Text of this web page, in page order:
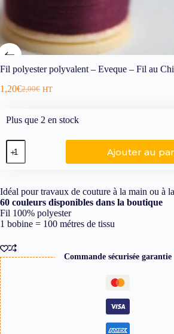
Fil polyester polyvalent – Eveque – Fil au
2,00€
1,20€ HT
Plus que 2 en stock
Ajouter au
Idéal pour travaux de couture à la main ou à
60 couleurs disponibles dans la boutique
Fil 100% polyester
1 bobine = 100 métres de tissu
Commande sécurisée garantie